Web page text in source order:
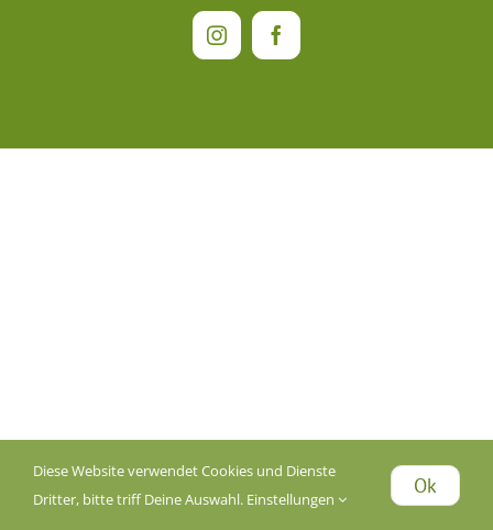
InstagramFacebook
Diese Website verwendet Cookies und Dienste
Dritter, bitte triff Deine Auswahl. Einstellungen
Ok